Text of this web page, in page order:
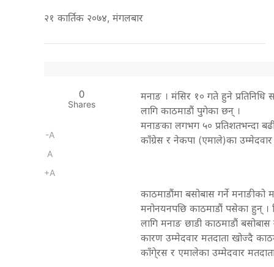
२१ कार्तिक २०७४, मंगलबार
0
Shares
-A
A
+A
मनाङ । मंसिर १० गते हुने प्रतिनिधि
लागि काठमाडौं पुगेका छन् ।
मनाङका लगभग ५० प्रतिशतभन्दा
काँग्रेस र नेकपा (एमाले)का उम्मेदवार
काठमाडौंमा बसोबास गर्ने मनाङीको
मनोनयनपछि काठमाडौं पसेका हुन् ।
लागि मनाङ छाडी काठमाडौं
कारण उम्मेदवार मतदाता खोज्दै
काँगे्रस र एमालेका उम्मेदवार